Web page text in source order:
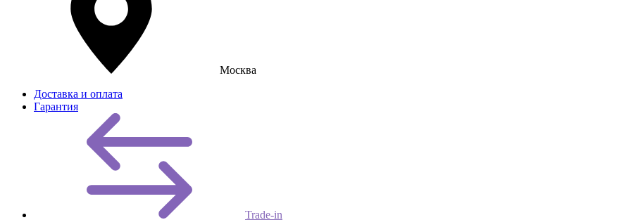
Москва
Доставка и оплата
Гарантия
Trade-in